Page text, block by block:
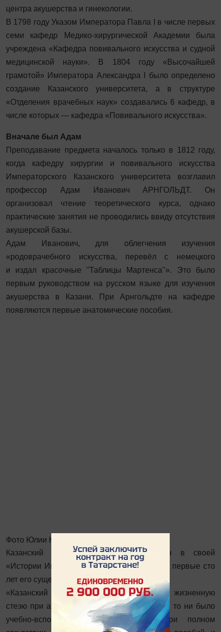
центра акушерства и гинекологии.
В 1798 году Указом Императора Павла I в числе первых
семи кафедр Медико-хирургической Академии была
учреждена «Кафедра повивального искусства и судной
медицинской науки». В 1804 году «Высочайшей
грамотой» Императора Александра I было определено
создание Казанского университета, а в структуре
«Отделения врачебных наук» создавались 6 кафедр, в
числе которых — кафедра «Повивального искусства».
Вначале был Адам
Преподавание предмета началось только в 1812 году,
когда кафедру хирургии и повивального искусства
Императорского Казанского университета возглавил
профессор Адам Иванович АРНГОЛЬДТ. Он
организовал чтение теоретического курса, однако
практические занятия не проводились ввиду отсутствия
акушерской базы.
Адам Иванович, для облегчения изучения
«родоврачебного искусства, перевёл с немецкого
и издал красочные "Таблицы Мартенса"». Это было
первым руководством на русском языке для изучения
акушерства в Казани. При Арнгольдте на кафедре
появляются первые анатомические пособия.
Фото Юлии Калининой
Казанский летописец Николай Загоскин в своей
«Истории Императорского университета за первые сто
лет его существования, 1804–1904» писал:
«Казанский университет вступил в свою жизненную
стезю при абсолютном отсутствии каких бы то ни было
учебно-вспомогательных учреждений, при полном